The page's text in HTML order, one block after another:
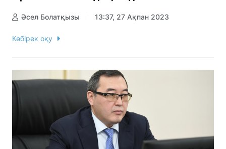
Әсел Болатқызы 13:37, 27 Ақпан 2023
Көбірек оқу